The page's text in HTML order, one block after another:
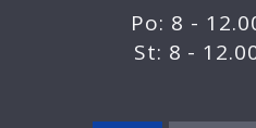
Po: 8 -
St: 8 -